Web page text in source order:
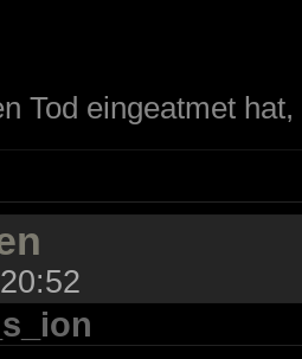
Tod eingeatmet